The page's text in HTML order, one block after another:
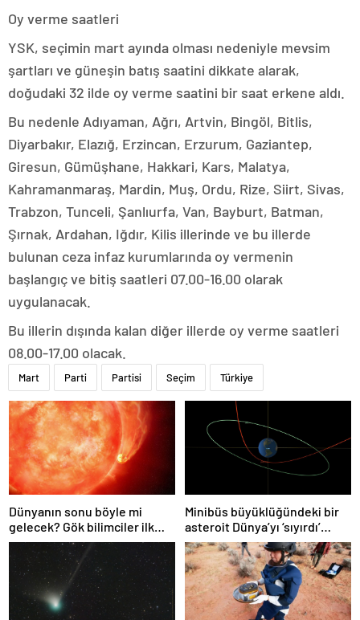
Oy verme saatleri
YSK, seçimin mart ayında olması nedeniyle mevsim
şartları ve güneşin batış saatini dikkate alarak,
doğudaki 32 ilde oy verme saatini bir saat erkene aldı.
Bu nedenle Adıyaman, Ağrı, Artvin, Bingöl, Bitlis,
Diyarbakır, Elazığ, Erzincan, Erzurum, Gaziantep,
Giresun, Gümüşhane, Hakkari, Kars, Malatya,
Kahramanmaraş, Mardin, Muş, Ordu, Rize, Siirt, Sivas,
Trabzon, Tunceli, Şanlıurfa, Van, Bayburt, Batman,
Şırnak, Ardahan, Iğdır, Kilis illerinde ve bu illerde
bulunan ceza infaz kurumlarında oy vermenin
başlangıç ve bitiş saatleri 07.00-16.00 olarak
uygulanacak.
Bu illerin dışında kalan diğer illerde oy verme saatleri
08.00-17.00 olacak.
Mart Parti Partisi Seçim Türkiye
Dünyanın sonu böyle mi
gelecek? Gök bilimciler ilk
kez sönen yıldızın gezegeni
yutmasına tanık oldu
Minibüs büyüklüğündeki bir
asteroit Dünya’yı ‘sıyırdı’
geçti